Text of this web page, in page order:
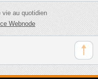
vie au quotidien
Webnode